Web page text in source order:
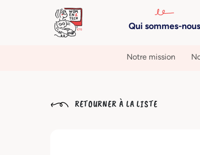
Qui sommes-nous
Notre mission
RETOURNER À LA LISTE